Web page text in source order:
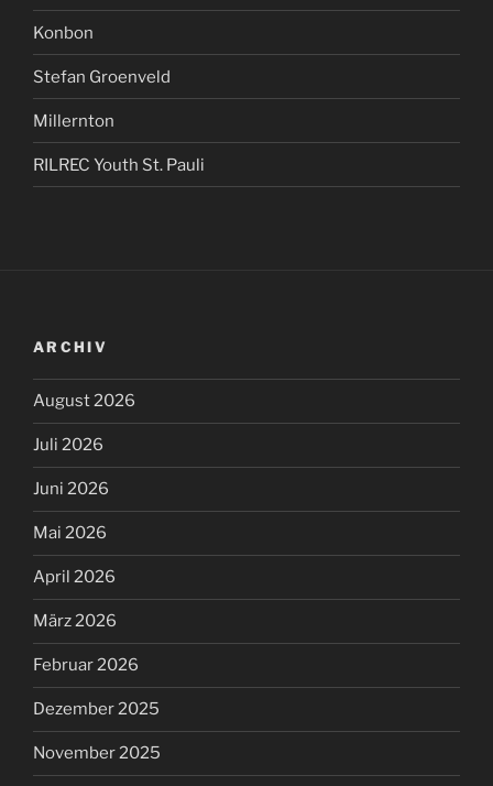
Konbon
Stefan Groenveld
Millernton
RILREC Youth St. Pauli
ARCHIV
August 2026
Juli 2026
Juni 2026
Mai 2026
April 2026
März 2026
Februar 2026
Dezember 2025
November 2025